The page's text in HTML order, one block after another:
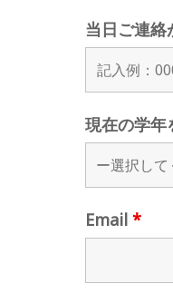
当日ご連絡
現在の学年
Email *